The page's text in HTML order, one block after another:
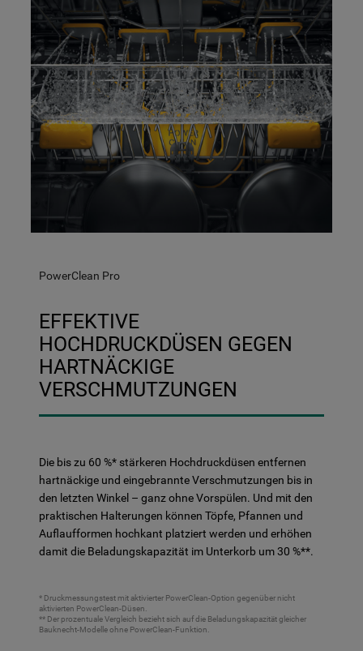
PowerClean Pro
EFFEKTIVE
HOCHDRUCKDÜSEN GEGEN
HARTNÄCKIGE
VERSCHMUTZUNGEN
Die bis zu 60 %* stärkeren Hochdruckdüsen entfernen
hartnäckige und eingebrannte Verschmutzungen bis in
den letzten Winkel – ganz ohne Vorspülen. Und mit den
praktischen Halterungen können Töpfe, Pfannen und
Auflaufformen hochkant platziert werden und erhöhen
damit die Beladungskapazität im Unterkorb um 30 %**.
* Druckmessungstest mit aktivierter PowerClean-Option gegenüber nicht
aktivierten PowerClean-Düsen.
** Der prozentuale Vergleich bezieht sich auf die Beladungskapazität gleicher
Bauknecht-Modelle ohne PowerClean-Funktion.